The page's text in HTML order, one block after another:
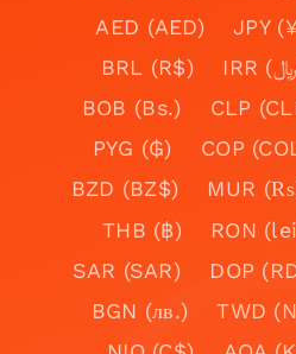
AED (AED)
JPY
BRL (R$)
BOB (Bs.)
CLP
PYG (₲)
COP
BZD (BZ$)
MUR
THB (฿)
RON
SAR (SAR)
DOP
BGN (лв.)
TWD